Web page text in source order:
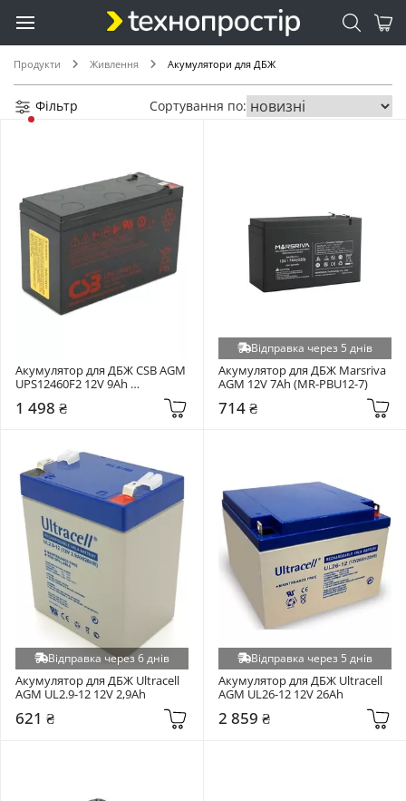
Продукти Живлення Акумулятори для ДБЖ
Фільтр Сортування по:
Акумулятор для ДБЖ CSB AGM
UPS12460F2 12V 9Ah
1 498 ₴
Відправка через 5 днів
Акумулятор для ДБЖ Marsriva
AGM 12V 7Ah (MR-PBU12-7)
714 ₴
Відправка через 6 днів
Акумулятор для ДБЖ Ultracell
AGM UL2.9-12 12V 2,9Ah
621 ₴
Відправка через 5 днів
Акумулятор для ДБЖ Ultracell
AGM UL26-12 12V 26Ah
2 859 ₴